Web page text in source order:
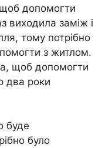
допомогти
виходила заміж і
тому потрібно
з житлом.
щоб допомогти
два роки
буде
було